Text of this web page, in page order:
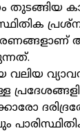
തുടങ്ങിയ